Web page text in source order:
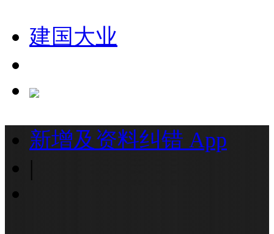
建国大业
新增及资料纠错 App
|